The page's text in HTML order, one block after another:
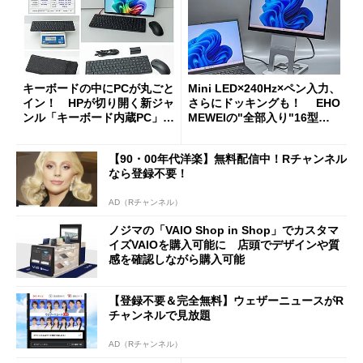
キーボードの中にPCが丸ごと
イン！ HPが切り開く新ジャ
ンル「キーボード内蔵PC」の
Mini LED×240Hz×ペン入力、
さらにドッキングも！ EHO
MEWEIの"全部入り"16型モ
【90・00年代洋楽】無料配信中！Rチャンネル
なら登録不要！
AD（Rチャンネル）
ノジマの「VAIO Shop in Shop」でカスタマ
イズVAIOを購入可能に 店頭でデザインや質
感を確認しながら購入可能
【登録不要＆完全無料】ウェザーニュースがR
チャンネルで見放題
AD（Rチャンネル）